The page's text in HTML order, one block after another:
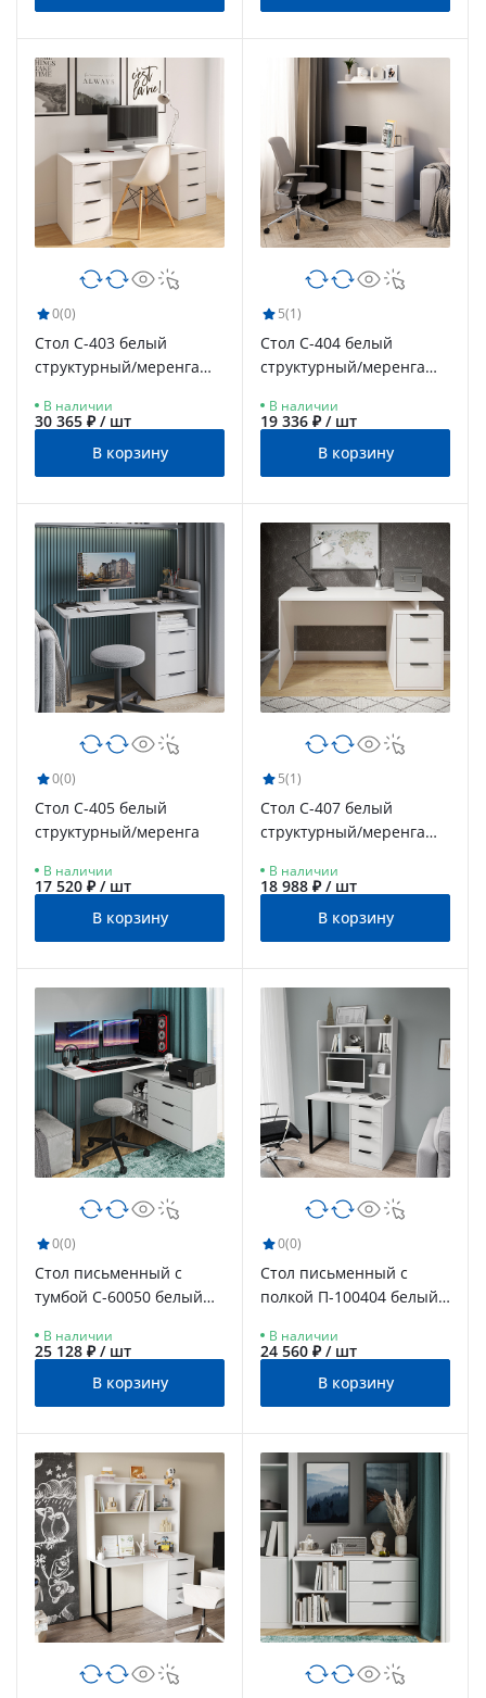
0(0)
Стол С-403 белый
структурный/меренга
В наличии
30 365 ₽ / шт
В корзину
5(1)
Стол С-404 белый
структурный/меренга
В наличии
19 336 ₽ / шт
В корзину
0(0)
Стол С-405 белый
структурный/меренга
В наличии
17 520 ₽ / шт
В корзину
5(1)
Стол С-407 белый
структурный/меренга
В наличии
18 988 ₽ / шт
В корзину
0(0)
Стол письменный с
тумбой С-60050 белый
каркас черный
В наличии
25 128 ₽ / шт
В корзину
0(0)
Стол письменный с
полкой П-100404 белый
В наличии
24 560 ₽ / шт
В корзину